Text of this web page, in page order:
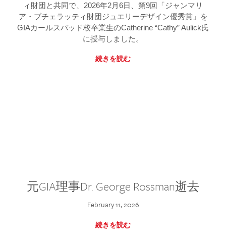
ィ財団と共同で、2026年2月6日、第9回「ジャンマリ
ア・ブチェラッティ財団ジュエリーデザイン優秀賞」を
GIAカールスバッド校卒業生のCatherine “Cathy” Aulick氏
に授与しました。
続きを読む
元GIA理事Dr. George Rossman逝去
February 11, 2026
続きを読む